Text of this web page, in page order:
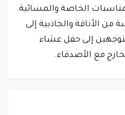
الخاصة والمسائية.
من الأناقة والجاذبية إلى
إلى حفل عشاء
مع الأصدقاء.